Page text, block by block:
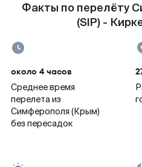
Факты по перелёту
(SIP) -
около 4 часов
Среднее время
перелета из
Симферополя (Крым)
без пересадок